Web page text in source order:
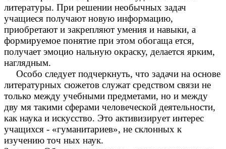
литературы. При решении необычных задач
учащиеся получают новую информацию,
приобретают и закрепляют умения и навыки, а
формируемое понятие при этом обогаща ется,
получает эмоцио нальную окраску, делается ярким,
наглядным.
Особо следует подчеркнуть, что задачи на основе
литературных сюжетов служат средством связи не
только между учебными предметами, но и между
дву мя такими сферами человеческой деятельности,
как наука и искусство. Это активизирует интерес
учащихся - «гуманитариев», не склонных к
изучению точ ных наук.